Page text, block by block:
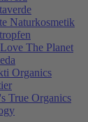
Naturkosmetik
The Planet
Organics
True Organics